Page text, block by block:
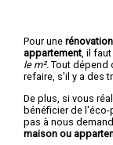
Pour une
appartement , il
le m². Tout dépend
refaire, s'il y a des
De plus, si vous
bénéficier de l'éco-
pas à nous
maison ou